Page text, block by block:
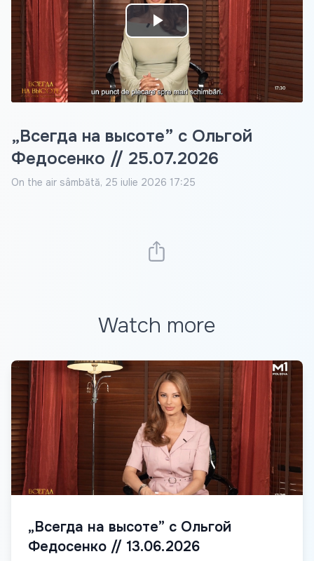
Play
Video
„Всегда на высоте” с Ольгой
Федосенко // 25.07.2026
On the air sâmbătă, 25 iulie 2026 17:25
Watch more
„Всегда на высоте” с Ольгой
Федосенко // 13.06.2026